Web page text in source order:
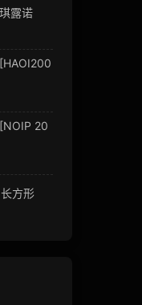
露诺
20
方形